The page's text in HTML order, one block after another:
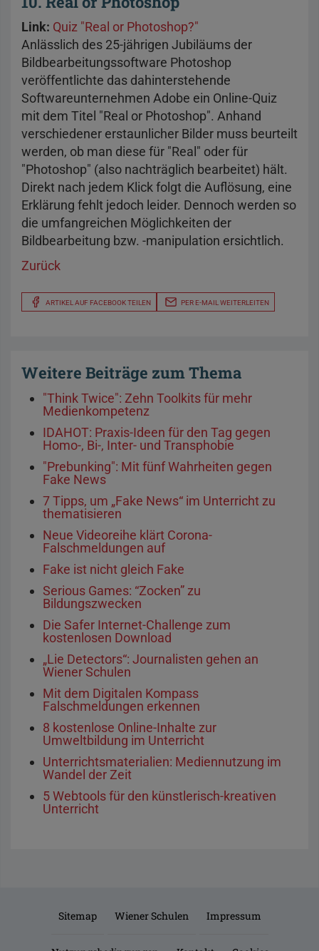
Link: Quiz "Real or Photoshop?"
Anlässlich des 25-jährigen Jubiläums der
Bildbearbeitungssoftware Photoshop
veröffentlichte das dahinterstehende
Softwareunternehmen Adobe ein Online-Quiz
mit dem Titel "Real or Photoshop". Anhand
verschiedener erstaunlicher Bilder muss beurteilt
werden, ob man diese für "Real" oder für
"Photoshop" (also nachträglich bearbeitet) hält.
Direkt nach jedem Klick folgt die Auflösung, eine
Erklärung fehlt jedoch leider. Dennoch werden so
die umfangreichen Möglichkeiten der
Bildbearbeitung bzw. -manipulation ersichtlich.
Zurück
ARTIKEL AUF FACEBOOK TEILEN PER E-MAIL WEITERLEITEN
Weitere Beiträge zum Thema
"Think Twice": Zehn Toolkits für mehr
Medienkompetenz
IDAHOT: Praxis-Ideen für den Tag gegen
Homo-, Bi-, Inter- und Transphobie
"Prebunking": Mit fünf Wahrheiten gegen
Fake News
7 Tipps, um „Fake News“ im Unterricht zu
thematisieren
Neue Videoreihe klärt Corona-
Falschmeldungen auf
Fake ist nicht gleich Fake
Serious Games: “Zocken” zu
Bildungszwecken
Die Safer Internet-Challenge zum
kostenlosen Download
„Lie Detectors“: Journalisten gehen an
Wiener Schulen
Mit dem Digitalen Kompass
Falschmeldungen erkennen
8 kostenlose Online-Inhalte zur
Umweltbildung im Unterricht
Unterrichtsmaterialien: Mediennutzung im
Wandel der Zeit
5 Webtools für den künstlerisch-kreativen
Unterricht
Sitemap Wiener Schulen Impressum